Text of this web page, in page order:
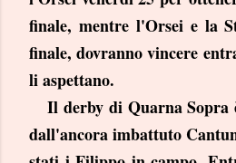
finale, mentre l'Orsei e la
finale, dovranno vincere
li aspettano.
Il derby di Quarna Sopra
dall'ancora imbattuto